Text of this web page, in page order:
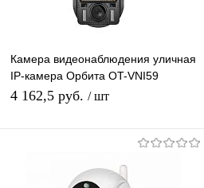
Камера видеонаблюдения уличная
IP-камера Орбита OT-VNI59
Lan+Wi-Fi камера 3 Mpix 3,6мм
4 162,5 руб. / шт